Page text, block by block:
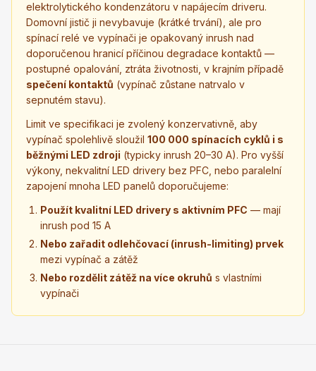
elektrolytického kondenzátoru v napájecím driveru.
Domovní jistič ji nevybavuje (krátké trvání), ale pro
spínací relé ve vypínači je opakovaný inrush nad
doporučenou hranicí příčinou degradace kontaktů —
postupné opalování, ztráta životnosti, v krajním případě
spečení kontaktů (vypínač zůstane natrvalo v
sepnutém stavu).
Limit ve specifikaci je zvolený konzervativně, aby
vypínač spolehlivě sloužil 100 000 spínacích cyklů i s
běžnými LED zdroji (typicky inrush 20–30 A). Pro vyšší
výkony, nekvalitní LED drivery bez PFC, nebo paralelní
zapojení mnoha LED panelů doporučujeme:
Použít kvalitní LED drivery s aktivním PFC — mají
inrush pod 15 A
Nebo zařadit odlehčovací (inrush-limiting) prvek
mezi vypínač a zátěž
Nebo rozdělit zátěž na více okruhů s vlastními
vypínači